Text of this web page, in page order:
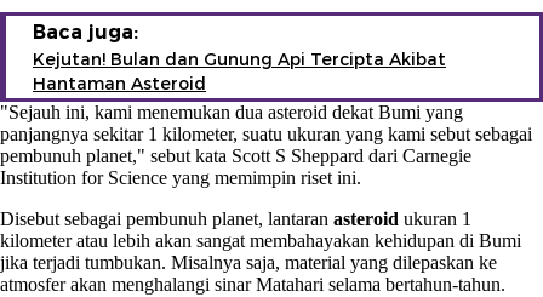
Baca juga:
Kejutan! Bulan dan Gunung Api Tercipta Akibat
Hantaman Asteroid
"Sejauh ini, kami menemukan dua asteroid dekat Bumi yang
panjangnya sekitar 1 kilometer, suatu ukuran yang kami sebut sebagai
pembunuh planet," sebut kata Scott S Sheppard dari Carnegie
Institution for Science yang memimpin riset ini.
Disebut sebagai pembunuh planet, lantaran asteroid ukuran 1
kilometer atau lebih akan sangat membahayakan kehidupan di Bumi
jika terjadi tumbukan. Misalnya saja, material yang dilepaskan ke
atmosfer akan menghalangi sinar Matahari selama bertahun-tahun.